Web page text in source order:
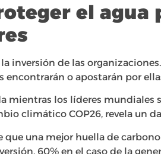
el agua
inversión de las
encontrarán o apostarán por
mientras los líderes mundiales
climático COP26, revela un
que una mejor huella de
60% en el caso de la